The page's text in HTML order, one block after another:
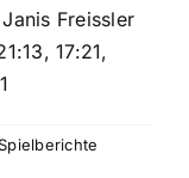
Janis Freissler
17:21,